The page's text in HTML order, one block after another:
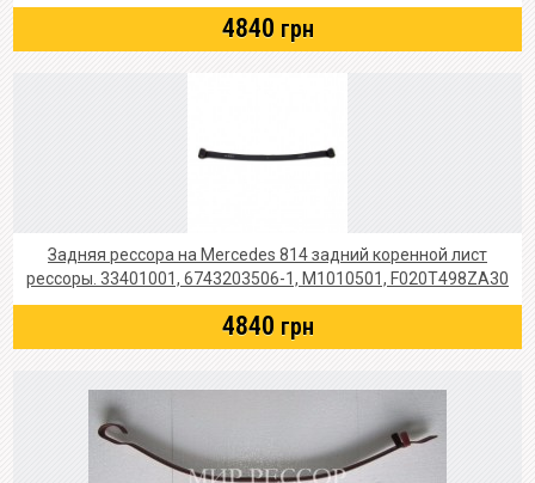
4840 грн
Задняя рессора на Mercedes 814 задний коренной лист
рессоры. 33401001, 6743203506-1, M1010501, F020T498ZA30
4840 грн